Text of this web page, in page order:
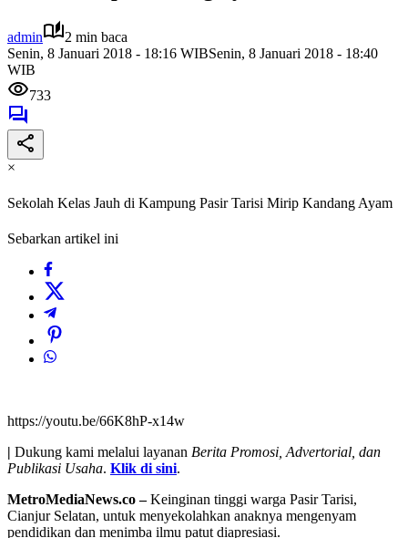
admin
2 min baca
Senin, 8 Januari 2018 - 18:16 WIBSenin, 8 Januari 2018 - 18:40
WIB
733
×
Sekolah Kelas Jauh di Kampung Pasir Tarisi Mirip Kandang Ayam
Sebarkan artikel ini
https://youtu.be/66K8hP-x14w
| Dukung kami melalui layanan Berita Promosi, Advertorial, dan
Publikasi Usaha. Klik di sini.
MetroMediaNews.co –Keinginan tinggi warga Pasir Tarisi,
Cianjur Selatan, untuk menyekolahkan anaknya mengenyam
pendidikan dan menimba ilmu patut diapresiasi.